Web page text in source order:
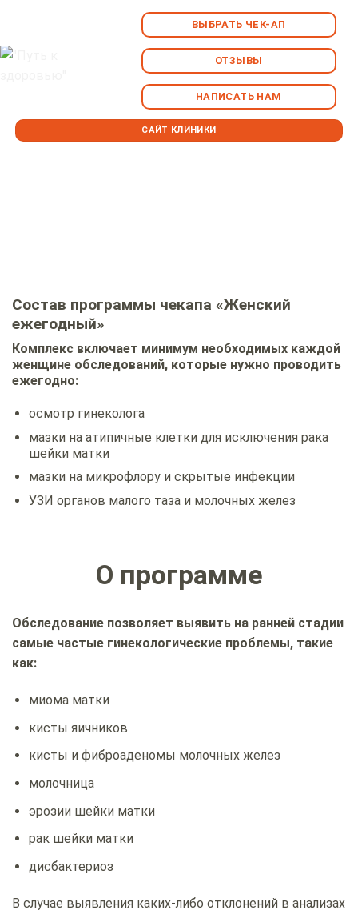
ВЫБРАТЬ ЧЕК-АП
ОТЗЫВЫ
НАПИСАТЬ НАМ
САЙТ КЛИНИКИ
Состав программы чекапа «Женский
ежегодный»
Комплекс включает минимум необходимых каждой
женщине обследований, которые нужно проводить
ежегодно:
осмотр гинеколога
мазки на атипичные клетки для исключения рака
шейки матки
мазки на микрофлору и скрытые инфекции
УЗИ органов малого таза и молочных желез
О программе
Обследование позволяет выявить на ранней стадии
самые частые гинекологические проблемы, такие
как:
миома матки
кисты яичников
кисты и фиброаденомы молочных желез
молочница
эрозии шейки матки
рак шейки матки
дисбактериоз
В случае выявления каких-либо отклонений в анализах